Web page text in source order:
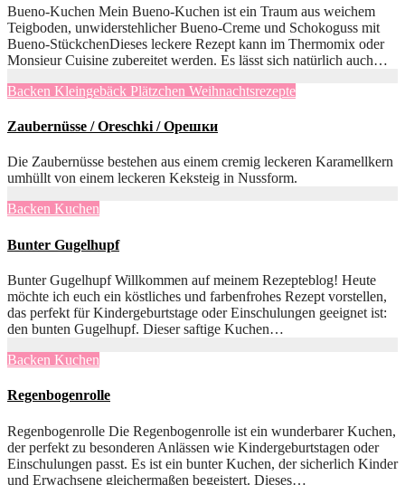
Bueno-Kuchen Mein Bueno-Kuchen ist ein Traum aus weichem
Teigboden, unwiderstehlicher Bueno-Creme und Schokoguss mit
Bueno-StückchenDieses leckere Rezept kann im Thermomix oder
Monsieur Cuisine zubereitet werden. Es lässt sich natürlich auch…
Backen Kleingebäck Plätzchen Weihnachtsrezepte
Zaubernüsse / Oreschki / Oрешки
Die Zaubernüsse bestehen aus einem cremig leckeren Karamellkern
umhüllt von einem leckeren Keksteig in Nussform.
Backen Kuchen
Bunter Gugelhupf
Bunter Gugelhupf Willkommen auf meinem Rezepteblog! Heute
möchte ich euch ein köstliches und farbenfrohes Rezept vorstellen,
das perfekt für Kindergeburtstage oder Einschulungen geeignet ist:
den bunten Gugelhupf. Dieser saftige Kuchen…
Backen Kuchen
Regenbogenrolle
Regenbogenrolle Die Regenbogenrolle ist ein wunderbarer Kuchen,
der perfekt zu besonderen Anlässen wie Kindergeburtstagen oder
Einschulungen passt. Es ist ein bunter Kuchen, der sicherlich Kinder
und Erwachsene gleichermaßen begeistert. Dieses…